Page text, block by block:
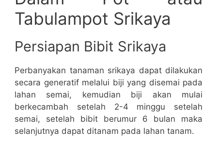
Tabulampot Srikaya
Persiapan Bibit Srikaya
Perbanyakan tanaman srikaya dapat dilakukan
secara generatif melalui biji yang disemai pada
lahan semai, kemudian biji akan mulai
berkecambah setelah 2-4 minggu setelah
semai, setelah bibit berumur 6 bulan maka
selanjutnya dapat ditanam pada lahan tanam.